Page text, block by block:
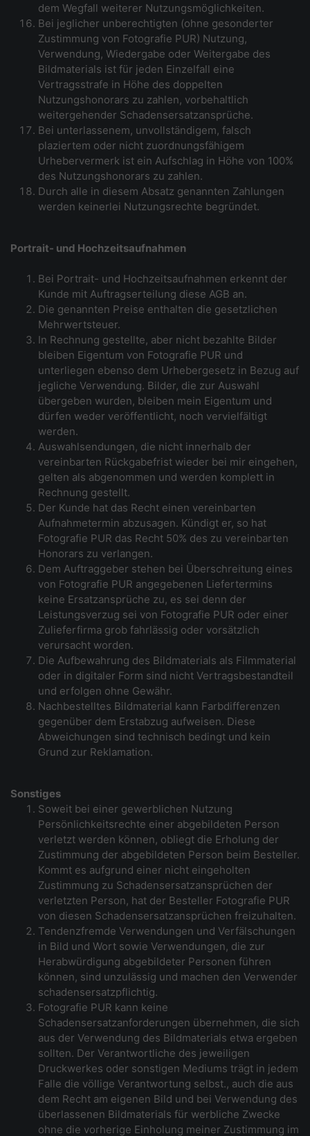
dem Wegfall weiterer Nutzungsmöglichkeiten.
Bei jeglicher unberechtigten (ohne gesonderter
Zustimmung von Fotografie PUR) Nutzung,
Verwendung, Wiedergabe oder Weitergabe des
Bildmaterials ist für jeden Einzelfall eine
Vertragsstrafe in Höhe des doppelten
Nutzungshonorars zu zahlen, vorbehaltlich
weitergehender Schadensersatzansprüche.
Bei unterlassenem, unvollständigem, falsch
plaziertem oder nicht zuordnungsfähigem
Urhebervermerk ist ein Aufschlag in Höhe von 100%
des Nutzungshonorars zu zahlen.
Durch alle in diesem Absatz genannten Zahlungen
werden keinerlei Nutzungsrechte begründet.
Portrait- und Hochzeitsaufnahmen
Bei Portrait- und Hochzeitsaufnahmen erkennt der
Kunde mit Auftragserteilung diese AGB an.
Die genannten Preise enthalten die gesetzlichen
Mehrwertsteuer.
In Rechnung gestellte, aber nicht bezahlte Bilder
bleiben Eigentum von Fotografie PUR und
unterliegen ebenso dem Urhebergesetz in Bezug auf
jegliche Verwendung. Bilder, die zur Auswahl
übergeben wurden, bleiben mein Eigentum und
dürfen weder veröffentlicht, noch vervielfältigt
werden.
Auswahlsendungen, die nicht innerhalb der
vereinbarten Rückgabefrist wieder bei mir eingehen,
gelten als abgenommen und werden komplett in
Rechnung gestellt.
Der Kunde hat das Recht einen vereinbarten
Aufnahmetermin abzusagen. Kündigt er, so hat
Fotografie PUR das Recht 50% des zu vereinbarten
Honorars zu verlangen.
Dem Auftraggeber stehen bei Überschreitung eines
von Fotografie PUR angegebenen Liefertermins
keine Ersatzansprüche zu, es sei denn der
Leistungsverzug sei von Fotografie PUR oder einer
Zulieferfirma grob fahrlässig oder vorsätzlich
verursacht worden.
Die Aufbewahrung des Bildmaterials als Filmmaterial
oder in digitaler Form sind nicht Vertragsbestandteil
und erfolgen ohne Gewähr.
Nachbestelltes Bildmaterial kann Farbdifferenzen
gegenüber dem Erstabzug aufweisen. Diese
Abweichungen sind technisch bedingt und kein
Grund zur Reklamation.
Sonstiges
Soweit bei einer gewerblichen Nutzung
Persönlichkeitsrechte einer abgebildeten Person
verletzt werden können, obliegt die Erholung der
Zustimmung der abgebildeten Person beim Besteller.
Kommt es aufgrund einer nicht eingeholten
Zustimmung zu Schadensersatzansprüchen der
verletzten Person, hat der Besteller Fotografie PUR
von diesen Schadensersatzansprüchen freizuhalten.
Tendenzfremde Verwendungen und Verfälschungen
in Bild und Wort sowie Verwendungen, die zur
Herabwürdigung abgebildeter Personen führen
können, sind unzulässig und machen den Verwender
schadensersatzpflichtig.
Fotografie PUR kann keine
Schadensersatzanforderungen übernehmen, die sich
aus der Verwendung des Bildmaterials etwa ergeben
sollten. Der Verantwortliche des jeweiligen
Druckwerkes oder sonstigen Mediums trägt in jedem
Falle die völlige Verantwortung selbst., auch die aus
dem Recht am eigenen Bild und bei Verwendung des
überlassenen Bildmaterials für werbliche Zwecke
ohne die vorherige Einholung meiner Zustimmung im